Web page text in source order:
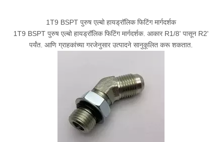
1T9 BSPT पुरुष एल्बो हायड्रॉलिक फिटिंग मार्गदर्शक
1T9 BSPT पुरुष एल्बो हायड्रॉलिक फिटिंग मार्गदर्शक. आकार R1/8' पासून R2'
पर्यंत. आणि ग्राहकांच्या गरजेनुसार उत्पादने सानुकूलित करू शकतात.